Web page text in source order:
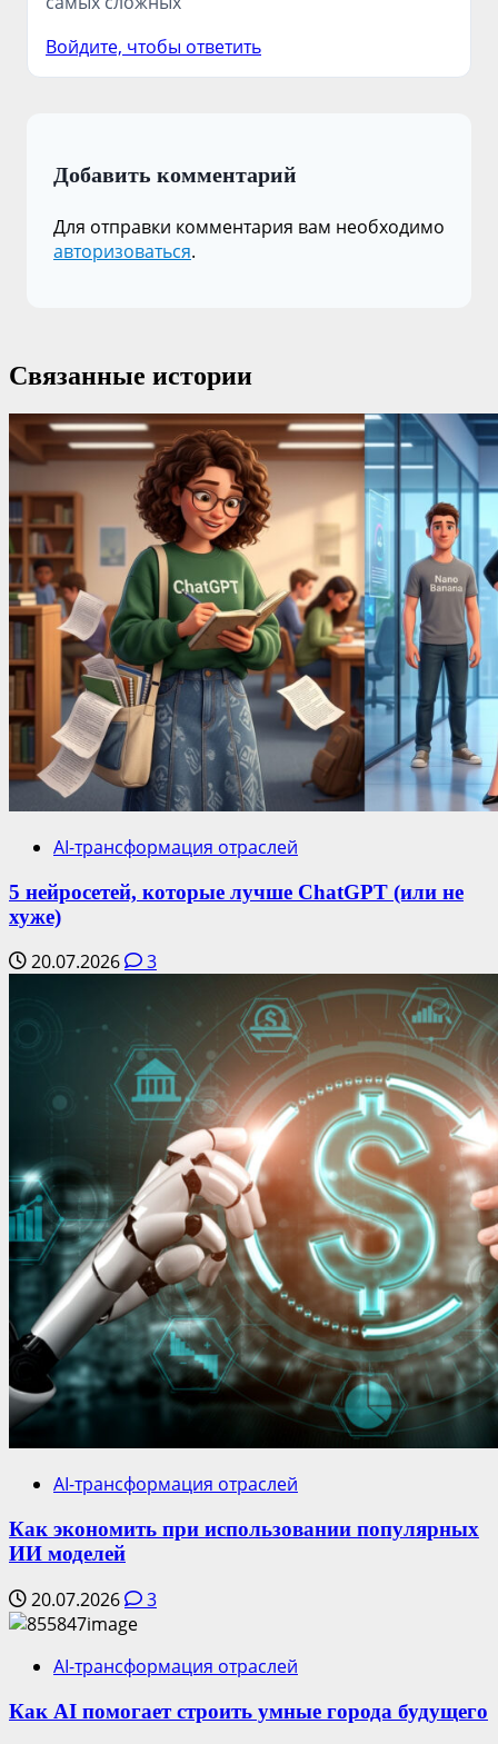
Войдите, чтобы ответить
Добавить комментарий
Для отправки комментария вам необходимо
авторизоваться.
Связанные истории
AI-трансформация отраслей
5 нейросетей, которые лучше ChatGPT (или не
хуже)
20.07.2026 3
AI-трансформация отраслей
Как экономить при использовании популярных
ИИ моделей
20.07.2026 3
AI-трансформация отраслей
Как AI помогает строить умные города будущего